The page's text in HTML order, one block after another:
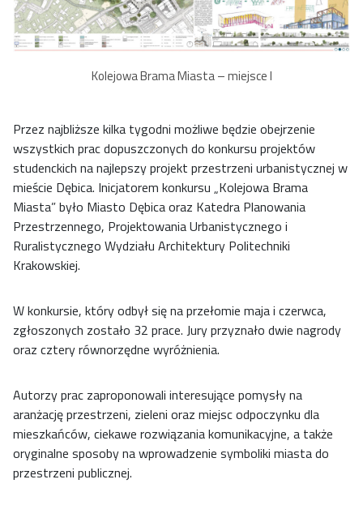
Kolejowa Brama Miasta – miejsce I
Przez najbliższe kilka tygodni możliwe będzie obejrzenie
wszystkich prac dopuszczonych do konkursu projektów
studenckich na najlepszy projekt przestrzeni urbanistycznej w
mieście Dębica. Inicjatorem konkursu „Kolejowa Brama
Miasta” było Miasto Dębica oraz Katedra Planowania
Przestrzennego, Projektowania Urbanistycznego i
Ruralistycznego Wydziału Architektury Politechniki
Krakowskiej.
W konkursie, który odbył się na przełomie maja i czerwca,
zgłoszonych zostało 32 prace. Jury przyznało dwie nagrody
oraz cztery równorzędne wyróżnienia.
Autorzy prac zaproponowali interesujące pomysły na
aranżację przestrzeni, zieleni oraz miejsc odpoczynku dla
mieszkańców, ciekawe rozwiązania komunikacyjne, a także
oryginalne sposoby na wprowadzenie symboliki miasta do
przestrzeni publicznej.